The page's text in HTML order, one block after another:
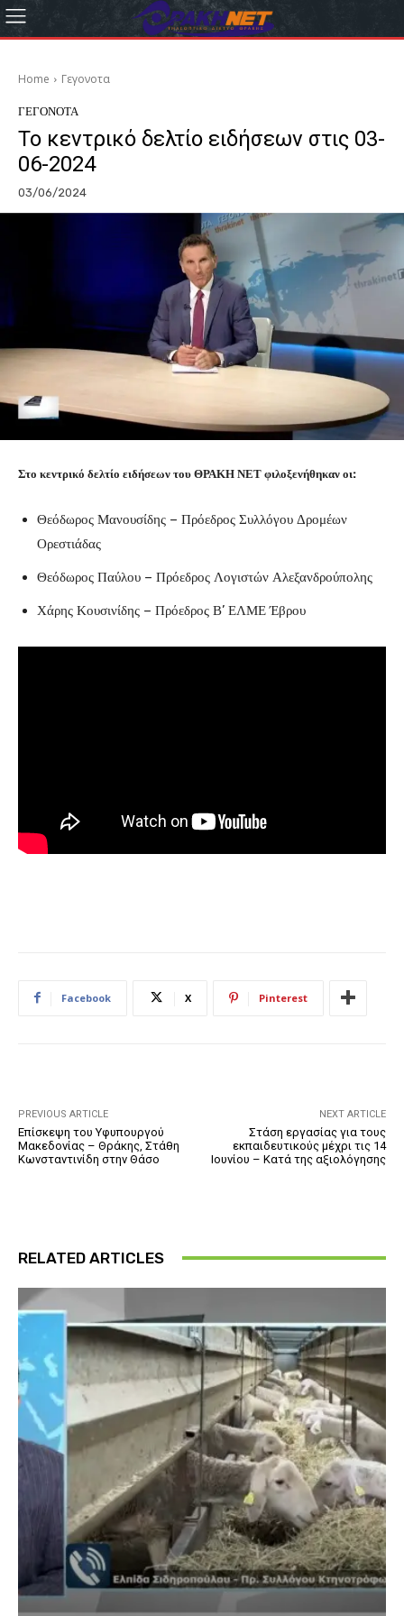
Home Γεγονοτα
ΓΕΓΟΝΟΤΑ
Το κεντρικό δελτίο ειδήσεων στις 03-
06-2024
03/06/2024
Στο κεντρικό δελτίο ειδήσεων του ΘΡΑΚΗ ΝΕΤ φιλοξενήθηκαν οι:
Θεόδωρος Μανουσίδης – Πρόεδρος Συλλόγου Δρομέων
Ορεστιάδας
Θεόδωρος Παύλου – Πρόεδρος Λογιστών Αλεξανδρούπολης
Χάρης Κουσινίδης – Πρόεδρος Β’ ΕΛΜΕ Έβρου
Facebook X Pinterest
PREVIOUS ARTICLE
Επίσκεψη του Υφυπουργού
Μακεδονίας – Θράκης, Στάθη
Κωνσταντινίδη στην Θάσο
NEXT ARTICLE
Στάση εργασίας για τους
εκπαιδευτικούς μέχρι τις 14
Ιουνίου – Κατά της αξιολόγησης
RELATED ARTICLES